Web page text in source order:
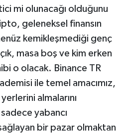
mi olunacağı olduğunu
geleneksel finansın
kemikleşmediği genç
masa boş ve kim erken
o olacak. Binance TR
ile temel amacımız,
almalarını
yabancı
bir pazar olmaktan